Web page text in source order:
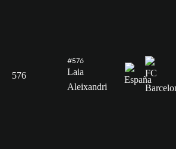
576
#576
Laia
Aleixandri